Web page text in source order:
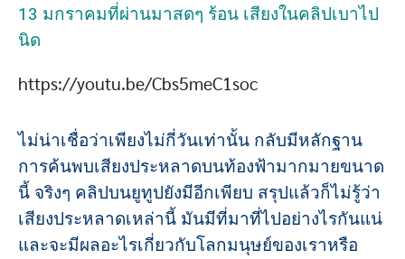
13 มกราคมที่ผ่านมาสดๆ ร้อน เสียงในคลิปเบาไป
นิด
https://youtu.be/Cbs5meC1soc
ไม่น่าเชื่อว่าเพียงไม่กี่วันเท่านั้น กลับมีหลักฐาน
การค้นพบเสียงประหลาดบนท้องฟ้ามากมายขนาด
นี้ จริงๆ คลิปบนยูทูปยังมีอีกเพียบ สรุปแล้วก็ไม่รู้ว่า
เสียงประหลาดเหล่านี้ มันมีที่มาที่ไปอย่างไรกันแน่
และจะมีผลอะไรเกี่ยวกับโลกมนุษย์ของเราหรือ